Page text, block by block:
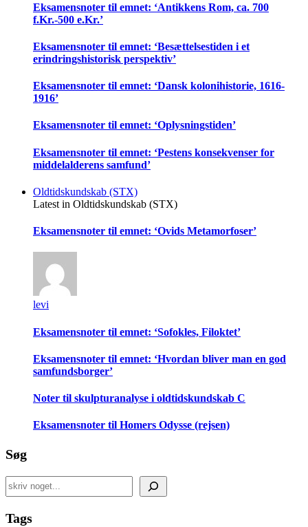
Eksamensnoter til emnet: ‘Antikkens Rom, ca. 700
f.Kr.-500 e.Kr.’
Eksamensnoter til emnet: ‘Besættelsestiden i et
erindringshistorisk perspektiv’
Eksamensnoter til emnet: ‘Dansk kolonihistorie, 1616-
1916’
Eksamensnoter til emnet: ‘Oplysningstiden’
Eksamensnoter til emnet: ‘Pestens konsekvenser for
middelalderens samfund’
Oldtidskundskab (STX)
Latest in Oldtidskundskab (STX)
Eksamensnoter til emnet: ‘Ovids Metamorfoser’
levi
Eksamensnoter til emnet: ‘Sofokles, Filoktet’
Eksamensnoter til emnet: ‘Hvordan bliver man en god
samfundsborger’
Noter til skulpturanalyse i oldtidskundskab C
Eksamensnoter til Homers Odysse (rejsen)
Søg
Search
Tags